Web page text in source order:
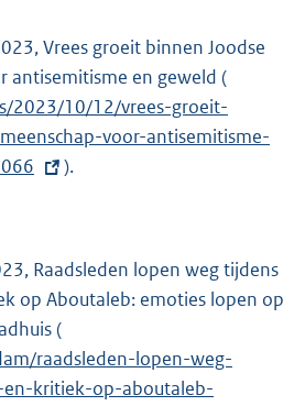
Vrees groeit binnen Joodse
antisemitisme en geweld (
t
i
k
2023/10/12/vrees-groeit-
voor-antisemitisme-
).
Raadsleden lopen weg tijdens
op Aboutaleb: emoties lopen op
(
x
t
raadsleden-lopen-weg-
kritiek-op-aboutaleb-